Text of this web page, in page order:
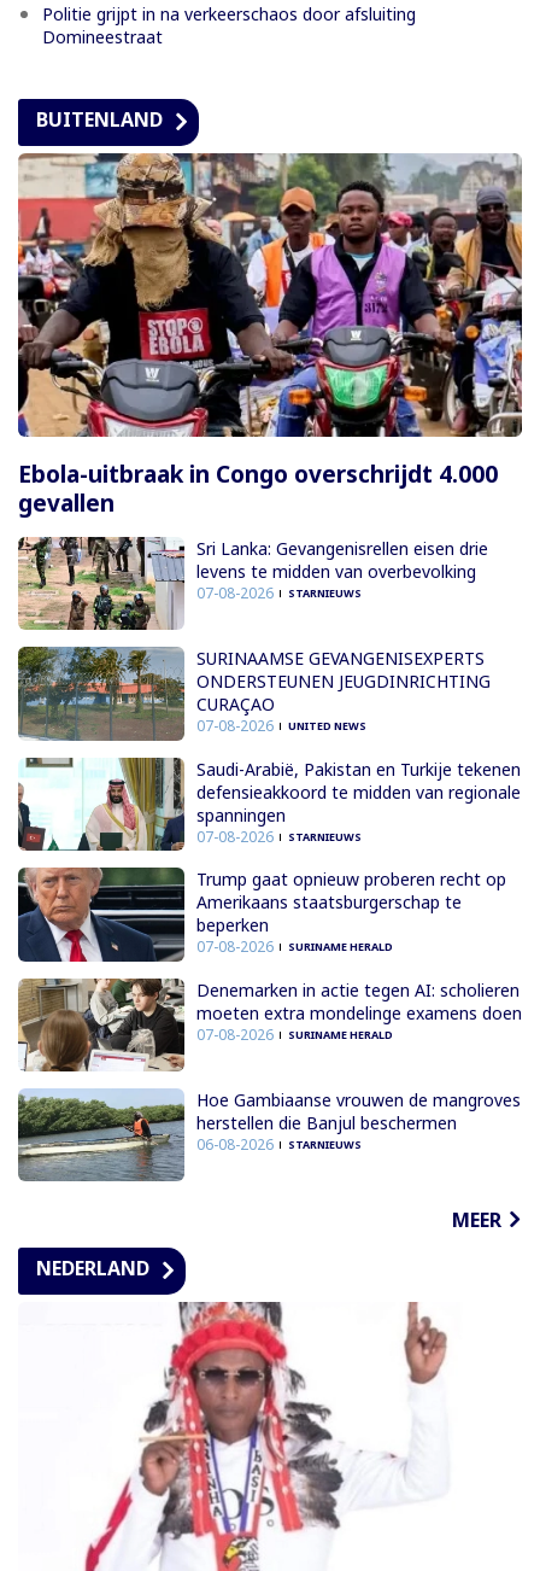
Politie grijpt in na verkeerschaos door afsluiting
Domineestraat
BUITENLAND
Ebola-uitbraak in Congo overschrijdt 4.000
gevallen
Sri Lanka: Gevangenisrellen eisen drie
levens te midden van overbevolking
07-08-2026 STARNIEUWS
SURINAAMSE GEVANGENISEXPERTS
ONDERSTEUNEN JEUGDINRICHTING
CURAÇAO
07-08-2026 UNITED NEWS
Saudi-Arabië, Pakistan en Turkije tekenen
defensieakkoord te midden van regionale
spanningen
07-08-2026 STARNIEUWS
Trump gaat opnieuw proberen recht op
Amerikaans staatsburgerschap te
beperken
07-08-2026 SURINAME HERALD
Denemarken in actie tegen AI: scholieren
moeten extra mondelinge examens doen
07-08-2026 SURINAME HERALD
Hoe Gambiaanse vrouwen de mangroves
herstellen die Banjul beschermen
06-08-2026 STARNIEUWS
MEER
NEDERLAND